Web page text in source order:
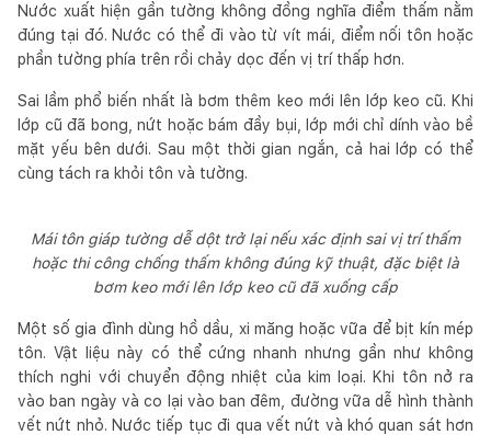
Nước xuất hiện gần tường không đồng nghĩa điểm thấm nằm
đúng tại đó. Nước có thể đi vào từ vít mái, điểm nối tôn hoặc
phần tường phía trên rồi chảy dọc đến vị trí thấp hơn.
Sai lầm phổ biến nhất là bơm thêm keo mới lên lớp keo cũ. Khi
lớp cũ đã bong, nứt hoặc bám đầy bụi, lớp mới chỉ dính vào bề
mặt yếu bên dưới. Sau một thời gian ngắn, cả hai lớp có thể
cùng tách ra khỏi tôn và tường.
Mái tôn giáp tường dễ dột trở lại nếu xác định sai vị trí thấm
hoặc thi công chống thấm không đúng kỹ thuật, đặc biệt là
bơm keo mới lên lớp keo cũ đã xuống cấp
Một số gia đình dùng hồ dầu, xi măng hoặc vữa để bịt kín mép
tôn. Vật liệu này có thể cứng nhanh nhưng gần như không
thích nghi với chuyển động nhiệt của kim loại. Khi tôn nở ra
vào ban ngày và co lại vào ban đêm, đường vữa dễ hình thành
vết nứt nhỏ. Nước tiếp tục đi qua vết nứt và khó quan sát hơn